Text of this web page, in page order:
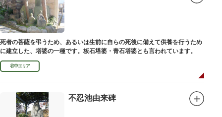
死者の菩薩を弔うため、あるいは生前に自らの死後に備えて供養を行うため
に建立した、塔婆の一種です。板石塔婆・青石塔婆とも言われています。
谷中エリア
不忍池由来碑